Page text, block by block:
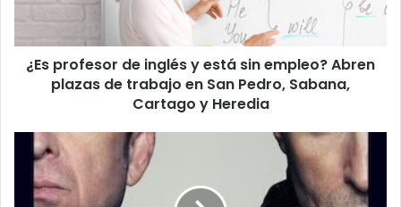
sin
empleo?
Abren
plazas
Pedro,
Sabana,
Cartago
¿Es profesor de inglés y está sin empleo? Abren
plazas de trabajo en San Pedro, Sabana,
Cartago y Heredia
Oasis
confirma
gira